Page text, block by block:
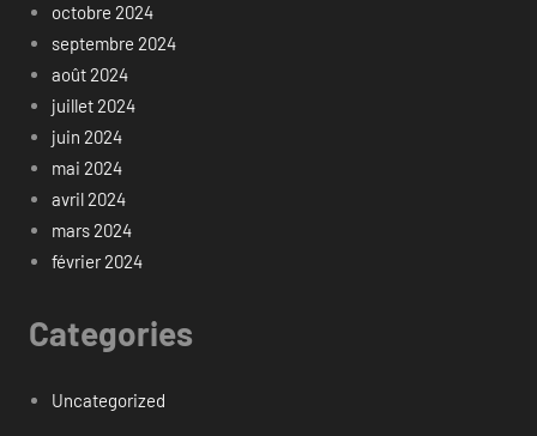
octobre 2024
septembre 2024
août 2024
juillet 2024
juin 2024
mai 2024
avril 2024
mars 2024
février 2024
Categories
Uncategorized